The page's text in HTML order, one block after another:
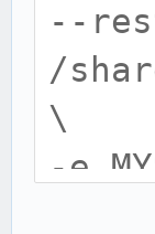
--
/
\
-e